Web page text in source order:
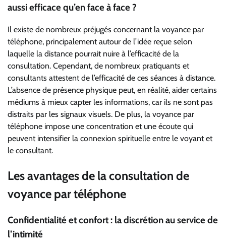
aussi efficace qu’en face à face ?
Il existe de nombreux préjugés concernant la voyance par
téléphone, principalement autour de l’idée reçue selon
laquelle la distance pourrait nuire à l’efficacité de la
consultation. Cependant, de nombreux pratiquants et
consultants attestent de l’efficacité de ces séances à distance.
L’absence de présence physique peut, en réalité, aider certains
médiums à mieux capter les informations, car ils ne sont pas
distraits par les signaux visuels. De plus, la voyance par
téléphone impose une concentration et une écoute qui
peuvent intensifier la connexion spirituelle entre le voyant et
le consultant.
Les avantages de la consultation de
voyance par téléphone
Confidentialité et confort : la discrétion au service de
l’intimité